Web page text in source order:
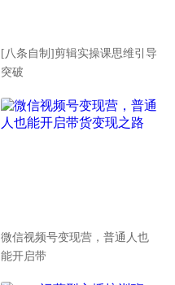
[八条自制]剪辑实操课思维引导
突破
微信视频号变现营，普通人也
能开启带